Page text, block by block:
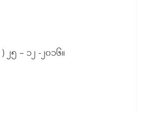
– ၁၂ -၂၀၁၆။